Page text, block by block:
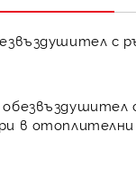
с
в отоплителни